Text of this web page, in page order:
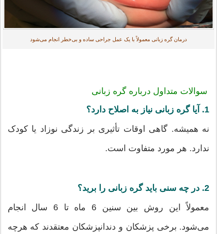
درمان گره زبانی معمولاً با یک عمل جراحی ساده و بی‌خطر انجام می‌شود
سوالات متداول درباره گره زبانی
1. آیا گره زبانی نیاز به اصلاح دارد؟
نه همیشه. گاهی اوقات تأثیری بر زندگی نوزاد یا کودک
ندارد. هر مورد متفاوت است.
2. در چه سنی باید گره زبانی را برید؟
معمولاً این روش بین سنین 6 ماه تا 6 سال انجام
می‌شود. برخی پزشکان و دندانپزشکان معتقدند که هرچه